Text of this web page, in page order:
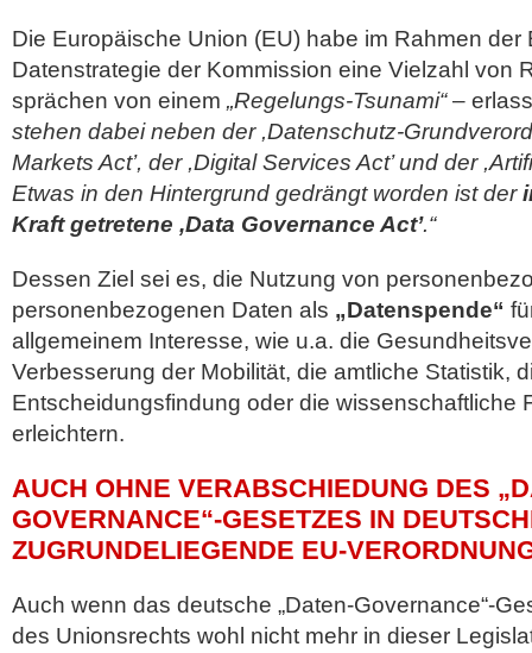
Die Europäische Union (EU) habe im Rahmen der
Datenstrategie der Kommission eine Vielzahl von
sprächen von einem „Regelungs-Tsunami“–
stehen dabei neben der ,Datenschutz-
Markets Act’, der ,Digital Services Act’ und der
Etwas in den Hintergrund gedrängt worden ist der
Kraft getretene ,Data Governance Act’.“
Dessen Ziel sei es, die Nutzung von
personenbezogenen Daten als „Datenspende“
allgemeinem Interesse, wie u.a. die
Verbesserung der Mobilität, die amtliche Statistik,
Entscheidungsfindung oder die wissenschaftliche
erleichtern.
AUCH OHNE VERABSCHIEDUNG DES
GOVERNANCE“-GESETZES IN
ZUGRUNDELIEGENDE EU-
Auch wenn das deutsche „Daten-Governance“-
des Unionsrechts wohl nicht mehr in dieser